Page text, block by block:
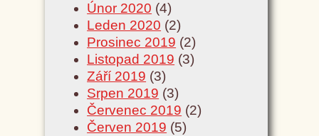
Únor 2020 (4)
Leden 2020 (2)
Prosinec 2019 (2)
Listopad 2019 (3)
Září 2019 (3)
Srpen 2019 (3)
Červenec 2019 (2)
Červen 2019 (5)